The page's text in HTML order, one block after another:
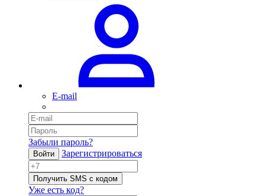
E-mail
Забыли пароль?
Войти Зарегистрироваться
Получить SMS с кодом
Уже есть код?